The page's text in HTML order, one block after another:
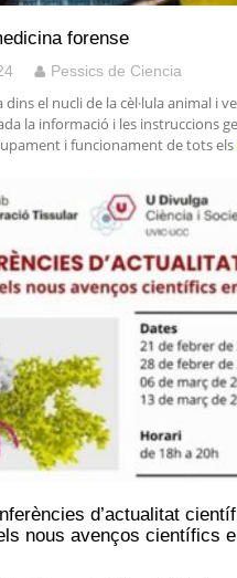
forense
Pessics de Ciencia
dins el nucli de la cèl·lula animal i
la informació i les instruccions
i funcionament de tots els
d’actualitat
nous avenços científics